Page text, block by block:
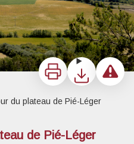
ImprimerTéléchargerSignaler
du plateau de Pié-Léger
de Pié-Léger